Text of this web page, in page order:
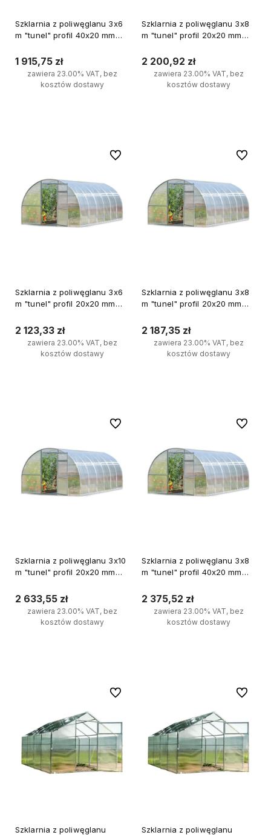
Szklarnia z poliwęglanu 3x6
m "tunel" profil 40x20 mm
1 915,75 zł
zawiera 23.00% VAT, bez
kosztów dostawy
Szklarnia z poliwęglanu 3x8
m "tunel" profil 20x20 mm
2 200,92 zł
zawiera 23.00% VAT, bez
kosztów dostawy
Szklarnia z poliwęglanu 3x6
m "tunel" profil 20x20 mm
2 123,33 zł
zawiera 23.00% VAT, bez
kosztów dostawy
Do ulubionych
Szklarnia z poliwęglanu 3x8
m "tunel" profil 20x20 mm
2 187,35 zł
zawiera 23.00% VAT, bez
kosztów dostawy
Do
Szklarnia z poliwęglanu 3x10
m "tunel" profil 20x20 mm
2 633,55 zł
zawiera 23.00% VAT, bez
kosztów dostawy
Do ulubionych
Szklarnia z poliwęglanu 3x8
m "tunel" profil 40x20 mm
2 375,52 zł
zawiera 23.00% VAT, bez
kosztów dostawy
Do
Szklarnia z poliwęglanu
Do ulubionych
Szklarnia z poliwęglanu
Do